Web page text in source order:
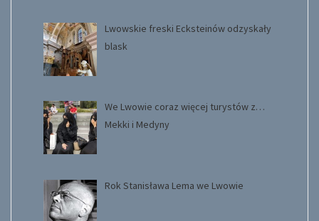
Lwowskie freski Ecksteinów odzyskały
blask
We Lwowie coraz więcej turystów z…
Mekki i Medyny
Rok Stanisława Lema we Lwowie